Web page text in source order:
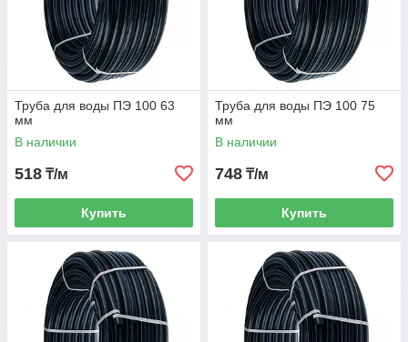
Труба для воды ПЭ 100 63
мм
В наличии
518 ₸/м
Купить
Труба для воды ПЭ 100 75
мм
В наличии
748 ₸/м
Купить